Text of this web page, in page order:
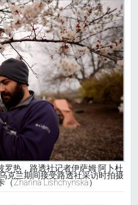
热，路透社记者伊萨姆·阿卜杜
克兰期间接受路透社采访时拍摄
（Zhanna Lishchynska）